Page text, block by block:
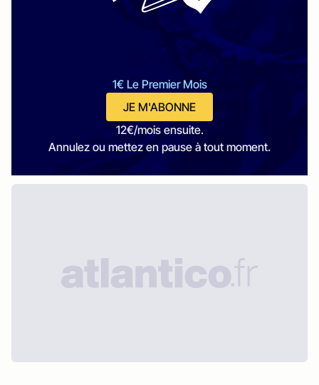
1€ Le Premier Mois
JE M'ABONNE
12€/mois ensuite.
Annulez ou mettez en pause à tout moment.